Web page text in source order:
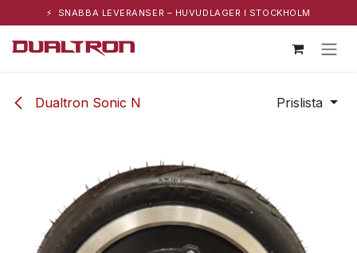
⚡ SNABBA LEVERANSER – HUVUDLAGER I STOCKHOLM
Dualtron Sonic N Prislista